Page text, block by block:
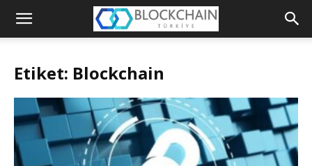
Blockchain
Etiket: Blockchain